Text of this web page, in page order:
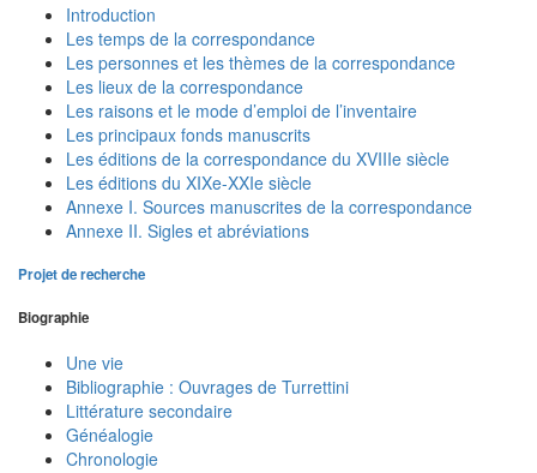
Introduction
Les temps de la correspondance
Les personnes et les thèmes de la correspondance
Les lieux de la correspondance
Les raisons et le mode d’emploi de l’inventaire
Les principaux fonds manuscrits
Les éditions de la correspondance du XVIIIe siècle
Les éditions du XIXe-XXIe siècle
Annexe I. Sources manuscrites de la correspondance
Annexe II. Sigles et abréviations
Projet de recherche
Biographie
Une vie
Bibliographie : Ouvrages de Turrettini
Littérature secondaire
Généalogie
Chronologie